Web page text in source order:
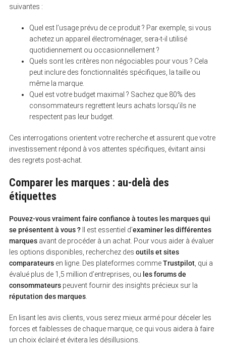
suivantes :
Quel est l’usage prévu de ce produit ? Par exemple, si vous
achetez un appareil électroménager, sera-t-il utilisé
quotidiennement ou occasionnellement ?
Quels sont les critères non négociables pour vous ? Cela
peut inclure des fonctionnalités spécifiques, la taille ou
même la marque.
Quel est votre budget maximal ? Sachez que 80% des
consommateurs regrettent leurs achats lorsqu’ils ne
respectent pas leur budget.
Ces interrogations orientent votre recherche et assurent que votre
investissement répond à vos attentes spécifiques, évitant ainsi
des regrets post-achat.
Comparer les marques : au-delà des
étiquettes
Pouvez-vous vraiment faire confiance à toutes les marques qui
se présentent à vous ?Il est essentiel d’examiner les différentes
marquesavant de procéder à un achat. Pour vous aider à évaluer
les options disponibles, recherchez des outils et sites
comparateursen ligne. Des plateformes commeTrustpilot, qui a
évalué plus de 1,5 million d’entreprises, ou les forums de
consommateurspeuvent fournir des insights précieux sur la
réputation des marques.
En lisant les avis clients, vous serez mieux armé pour déceler les
forces et faiblesses de chaque marque, ce qui vous aidera à faire
un choix éclairé et évitera les désillusions.